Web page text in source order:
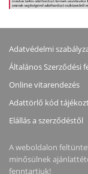
Adatvédelmi
Általános Szerződési
Online vitarendezés
Adattörlő kód
Elállás a szerződéstől
A weboldalon
minősülnek
fenntartjuk!